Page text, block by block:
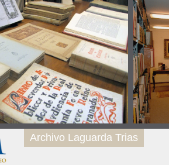
Archivo Laguarda Trias